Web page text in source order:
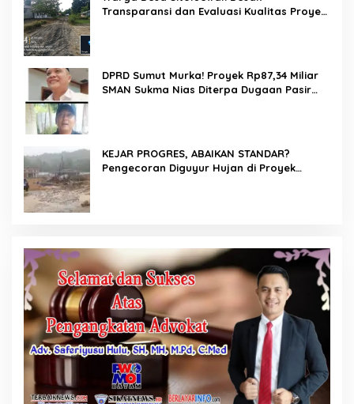
Transparansi dan Evaluasi Kualitas Proyek
DPRD Sumut Murka! Proyek Rp87,34 Miliar
SMAN Sukma Nias Diterpa Dugaan Pasir
KEJAR PROGRES, ABAIKAN STANDAR?
Pengecoran Diguyur Hujan di Proyek